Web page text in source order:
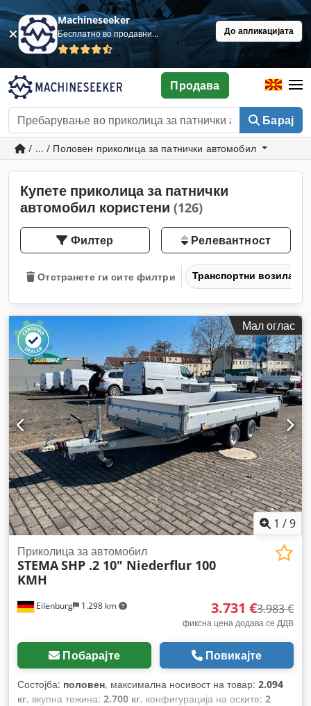
Machineseeker
Бесплатно во продавница До апликацијата
Барај
Продава
/ ... / Половен приколица за патнички автомобил
Купете приколица за патнички
автомобил користени (126)
Филтер Релевантност
Отстранете ги сите филтри Транспортни возила и
Мал оглас
1 /9
Eilenburg 1.298 km
Приколица за автомобил
STEMASHP .2 10" Niederflur 100
KMH
3.731 €3.983 €
фиксна цена додава се ДДВ
Побарајте Повикајте
Состојба: половен, максимална носивост на товар: 2.094
кг, вкупна тежина: 2.700 кг, конфигурација на оските: 2